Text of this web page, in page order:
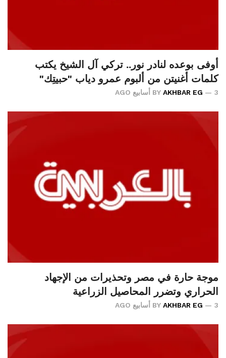
أوفى بوعده لنادر نور.. تركي آل الشيخ يكتب
كلمات أغنيتن من ألبوم عمرو دياب "حبيتِك"
BY AKHBAR EG 3 أسابيع AGO
موجة حارة في مصر وتحذيرات من الإجهاد
الحراري وتضرر المحاصيل الزراعية
BY AKHBAR EG 3 أسابيع AGO